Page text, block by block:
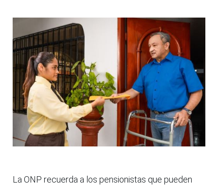
La ONP recuerda a los pensionistas que pueden